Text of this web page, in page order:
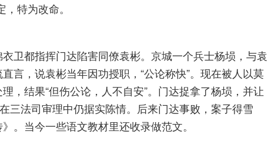
特为改命。
卫都指挥门达陷害同僚袁彬。京城一个兵士杨埙，与袁
言，说袁彬当年因功授职，“公论称快”。现在被人以莫
，结果“但伤公论，人不自安”。门达捉拿了杨埙，并让
三法司审理中仍据实陈情。后来门达事败，案子得雪
。当今一些语文教材里还收录做范文。